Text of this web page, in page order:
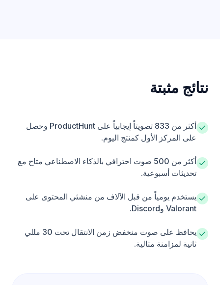
نتائج مثبتة
أكثر من 833 تصويتاً إيجابياً على ProductHunt وحصل
على المركز الأول كمنتج اليوم.
أكثر من 500 صوت احترافي بالذكاء الاصطناعي متاح مع
تحديثات أسبوعية.
يستخدم يومياً من قبل الآلاف من منشئي المحتوى على
Valorant وDiscord.
يحافظ على صوت منخفض زمن الانتقال
تحت 30 مللي
ثانية لمزامنة مثالية.